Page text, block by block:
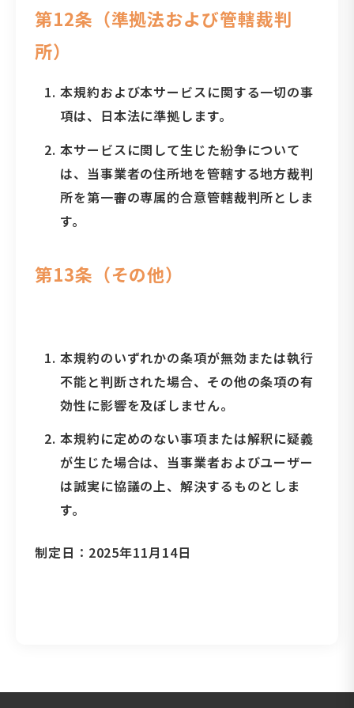
第12条（準拠法および管轄裁判
所）
本規約および本サービスに関する一切の事
項は、日本法に準拠します。
本サービスに関して生じた紛争について
は、当事業者の住所地を管轄する地方裁判
所を第一審の専属的合意管轄裁判所としま
す。
第13条（その他）
本規約のいずれかの条項が無効または執行
不能と判断された場合、その他の条項の有
効性に影響を及ぼしません。
本規約に定めのない事項または解釈に疑義
が生じた場合は、当事業者およびユーザー
は誠実に協議の上、解決するものとしま
す。
制定日：2025年11月14日